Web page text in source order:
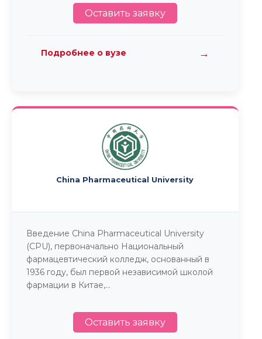
Оставить заявку
Подробнее о вузе →
China Pharmaceutical University
Введение China Pharmaceutical University
(CPU), первоначально Национальный
фармацевтический колледж, основанный в
1936 году, был первой независимой школой
фармации в Китае,...
Оставить заявку